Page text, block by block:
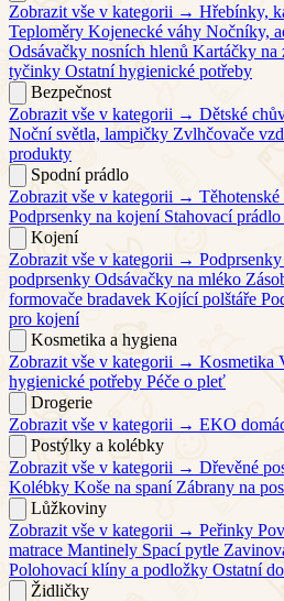
Zobrazit vše v kategorii → Hřebínky,
Teploměry Kojenecké váhy Nočníky,
Odsávačky nosních hlenů Kartáčky na
tyčinky Ostatní hygienické potřeby
Bezpečnost
Zobrazit vše v kategorii → Dětské
Noční světla, lampičky Zvlhčovače
produkty
Spodní prádlo
Zobrazit vše v kategorii →
Podprsenky na kojení Stahovací
Kojení
Zobrazit vše v kategorii →
podprsenky Odsávačky na mléko
formovače bradavek Kojící polštáře
pro kojení
Kosmetika a hygiena
Zobrazit vše v kategorii → Kosmetika
hygienické potřeby Péče o pleť
Drogerie
Zobrazit vše v kategorii → EKO
Postýlky a kolébky
Zobrazit vše v kategorii → Dřevěné
Kolébky Koše na spaní Zábrany na
Lůžkoviny
Zobrazit vše v kategorii → Peřinky
matrace Mantinely Spací pytle
Polohovací klíny a podložky Ostatní
Židličky